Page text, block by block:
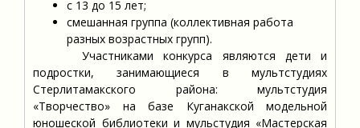
с 13 до 15 лет;
смешанная группа (коллективная работа
разных возрастных групп).
Участниками конкурса являются дети и
подростки, занимающиеся в мультстудиях
Стерлитамакского района: мультстудия
«Творчество» на базе Куганакской модельной
юношеской библиотеки и мульстудия «Мастерская